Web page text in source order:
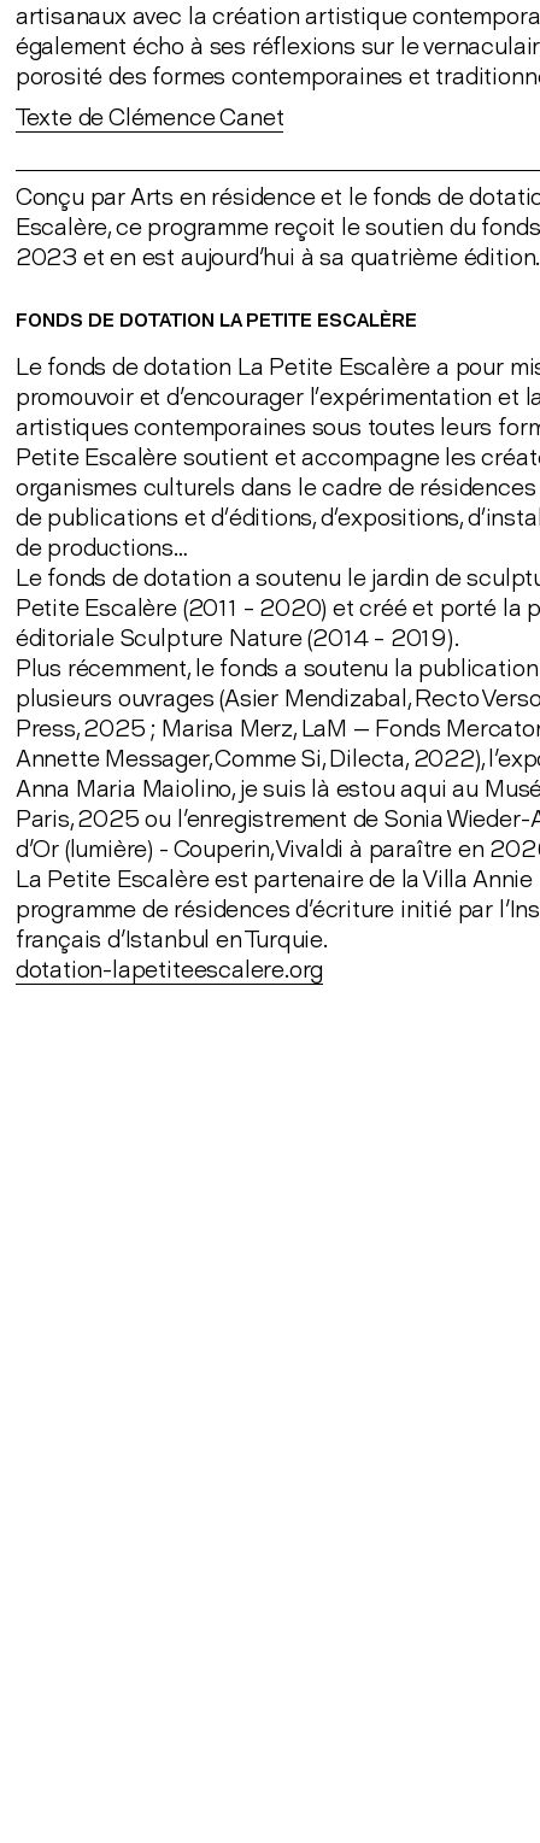
artisanaux avec la création artistique
également écho à ses réflexions sur le
porosité des formes contemporaines et
Texte de Clémence Canet
Conçu par Arts en résidence et le fonds de
Escalère, ce programme reçoit le soutien du
2023 et en est aujourd'hui à sa quatrième édition.
FONDS DE DOTATION LA PETITE ESCALÈRE
Le fonds de dotation La Petite Escalère a pour
promouvoir et d'encourager l’expérimentation et
artistiques contemporaines sous toutes leurs
Petite Escalère soutient et accompagne les
organismes culturels dans le cadre de résidences
de publications et d’éditions, d’expositions,
de productions…
Le fonds de dotation a soutenu le jardin de
Petite Escalère (2011 – 2020) et créé et porté la
éditoriale Sculpture Nature (2014 – 2019).
Plus récemment, le fonds a soutenu la
plusieurs ouvrages (Asier Mendizabal, Recto
Press, 2025 ; Marisa Merz, LaM — Fonds
Annette Messager, Comme Si, Dilecta, 2022),
Anna Maria Maiolino, je suis là estou aqui au
Paris, 2025 ou l'enregistrement de Sonia Wieder-
d'Or (lumière) - Couperin, Vivaldi à paraître en
La Petite Escalère est partenaire de la Villa Annie
programme de résidences d'écriture initié par
français d'Istanbul en Turquie.
dotation-lapetiteescalere.org